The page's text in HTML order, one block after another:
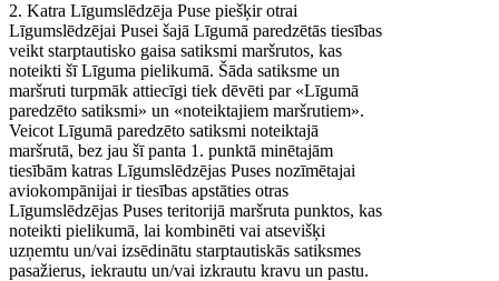
2. Katra Līgumslēdzēja Puse piešķir otrai
Līgumslēdzējai Pusei šajā Līgumā paredzētās tiesības
veikt starptautisko gaisa satiksmi maršrutos, kas
noteikti šī Līguma pielikumā. Šāda satiksme un
maršruti turpmāk attiecīgi tiek dēvēti par «Līgumā
paredzēto satiksmi» un «noteiktajiem maršrutiem».
Veicot Līgumā paredzēto satiksmi noteiktajā
maršrutā, bez jau šī panta 1. punktā minētajām
tiesībām katras Līgumslēdzējas Puses nozīmētajai
aviokompānijai ir tiesības apstāties otras
Līgumslēdzējas Puses teritorijā maršruta punktos, kas
noteikti pielikumā, lai kombinēti vai atsevišķi
uzņemtu un/vai izsēdinātu starptautiskās satiksmes
pasažierus, iekrautu un/vai izkrautu kravu un pastu.